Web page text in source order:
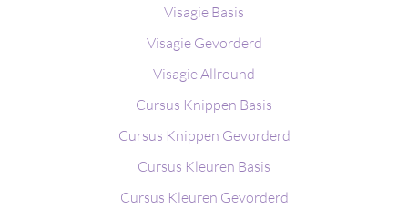
Visagie Basis
Visagie Gevorderd
Visagie Allround
Cursus Knippen Basis
Cursus Knippen Gevorderd
Cursus Kleuren Basis
Cursus Kleuren Gevorderd